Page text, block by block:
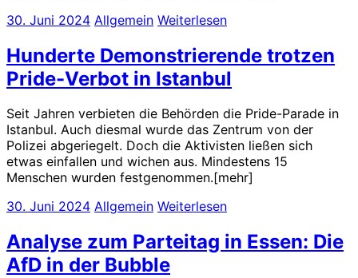
30. Juni 2024 Allgemein Weiterlesen
Hunderte Demonstrierende trotzen
Pride-Verbot in Istanbul
Seit Jahren verbieten die Behörden die Pride-Parade in
Istanbul. Auch diesmal wurde das Zentrum von der
Polizei abgeriegelt. Doch die Aktivisten ließen sich
etwas einfallen und wichen aus. Mindestens 15
Menschen wurden festgenommen.[mehr]
30. Juni 2024 Allgemein Weiterlesen
Analyse zum Parteitag in Essen: Die
AfD in der Bubble